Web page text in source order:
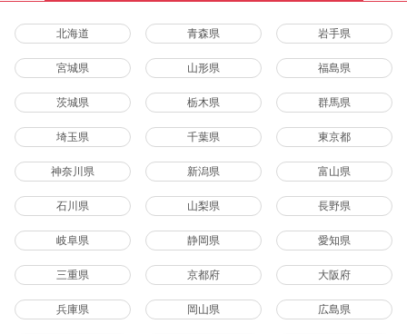
北海道 青森県 岩手県
宮城県 山形県 福島県
茨城県 栃木県 群馬県
埼玉県 千葉県 東京都
神奈川県 新潟県 富山県
石川県 山梨県 長野県
岐阜県 静岡県 愛知県
三重県 京都府 大阪府
兵庫県 岡山県 広島県